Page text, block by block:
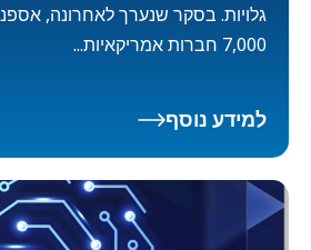
גלויות. בסקר שנערך לאחרונה,
7,000 חברות אמריקאיות...
למידע נוסף